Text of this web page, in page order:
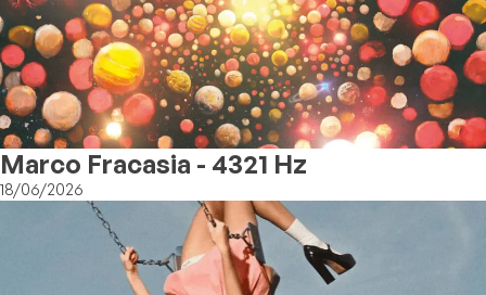
Marco Fracasia - 4321 Hz
18/06/2026